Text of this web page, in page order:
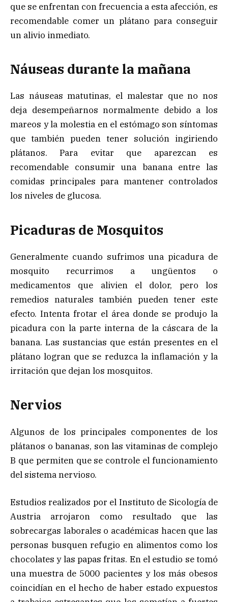
que se enfrentan con frecuencia a esta afección, es
recomendable comer un plátano para conseguir
un alivio inmediato.
Náuseas durante la mañana
Las náuseas matutinas, el malestar que no nos
deja desempeñarnos normalmente debido a los
mareos y la molestia en el estómago son síntomas
que también pueden tener solución ingiriendo
plátanos. Para evitar que aparezcan es
recomendable consumir una banana entre las
comidas principales para mantener controlados
los niveles de glucosa.
Picaduras de Mosquitos
Generalmente cuando sufrimos una picadura de
mosquito recurrimos a ungüentos o
medicamentos que alivien el dolor, pero los
remedios naturales también pueden tener este
efecto. Intenta frotar el área donde se produjo la
picadura con la parte interna de la cáscara de la
banana. Las sustancias que están presentes en el
plátano logran que se reduzca la inflamación y la
irritación que dejan los mosquitos.
Nervios
Algunos de los principales componentes de los
plátanos o bananas, son las vitaminas de complejo
B que permiten que se controle el funcionamiento
del sistema nervioso.
Estudios realizados por el Instituto de Sicología de
Austria arrojaron como resultado que las
sobrecargas laborales o académicas hacen que las
personas busquen refugio en alimentos como los
chocolates y las papas fritas. En el estudio se tomó
una muestra de 5000 pacientes y los más obesos
coincidían en el hecho de haber estado expuestos